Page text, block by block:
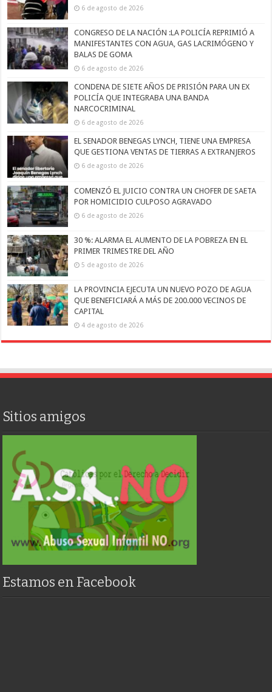
6 de agosto de 2026
CONGRESO DE LA NACIÓN :LA POLICÍA REPRIMIÓ A
MANIFESTANTES CON AGUA, GAS LACRIMÓGENO Y
BALAS DE GOMA
6 de agosto de 2026
CONDENA DE SIETE AÑOS DE PRISIÓN PARA UN EX
POLICÍA QUE INTEGRABA UNA BANDA
NARCOCRIMINAL
6 de agosto de 2026
EL SENADOR BENEGAS LYNCH, TIENE UNA EMPRESA
QUE GESTIONA VENTAS DE TIERRAS A EXTRANJEROS
6 de agosto de 2026
COMENZÓ EL JUICIO CONTRA UN CHOFER DE SAETA
POR HOMICIDIO CULPOSO AGRAVADO
6 de agosto de 2026
30 %: ALARMA EL AUMENTO DE LA POBREZA EN EL
PRIMER TRIMESTRE DEL AÑO
5 de agosto de 2026
LA PROVINCIA EJECUTA UN NUEVO POZO DE AGUA
QUE BENEFICIARÁ A MÁS DE 200.000 VECINOS DE
CAPITAL
4 de agosto de 2026
Sitios amigos
Estamos en Facebook